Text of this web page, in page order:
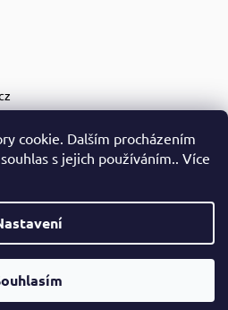
cookie. Dalším procházením
s jejich používáním.. Více
nabytekvkostce.cz/
Shoptet
. Všechna práva vyhrazena.
seS!CK Studiem